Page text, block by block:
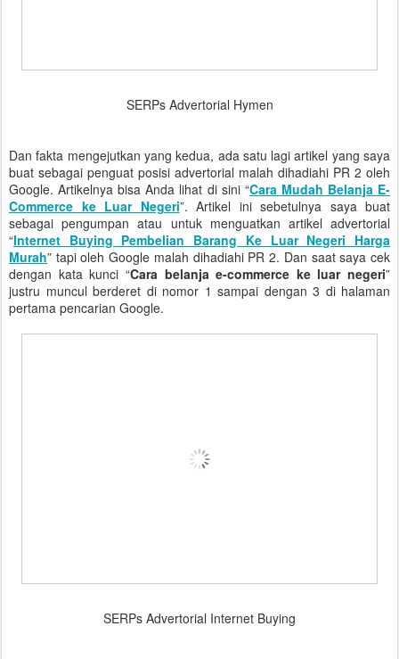
SERPs Advertorial Hymen
Dan fakta mengejutkan yang kedua, ada satu lagi artikel yang saya
buat sebagai penguat posisi advertorial malah dihadiahi PR 2 oleh
Google. Artikelnya bisa Anda lihat di sini “Cara Mudah Belanja E-
Commerce ke Luar Negeri”. Artikel ini sebetulnya saya buat
sebagai pengumpan atau untuk menguatkan artikel advertorial
“Internet Buying Pembelian Barang Ke Luar Negeri Harga
Murah” tapi oleh Google malah dihadiahi PR 2. Dan saat saya cek
dengan kata kunci “Cara belanja e-commerce ke luar negeri”
justru muncul berderet di nomor 1 sampai dengan 3 di halaman
pertama pencarian Google.
SERPs Advertorial Internet Buying